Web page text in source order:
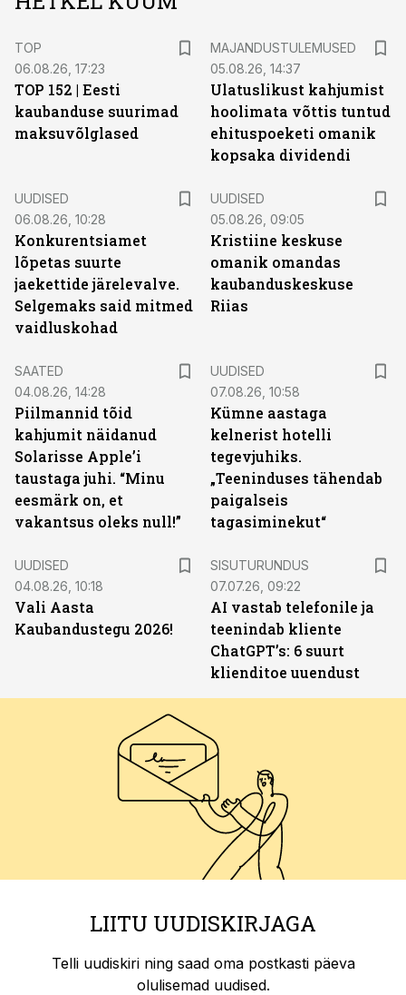
TOP
06.08.26, 17:23
TOP 152 | Eesti
kaubanduse suurimad
maksuvõlglased
MAJANDUSTULEMUSED
05.08.26, 14:37
Ulatuslikust kahjumist
hoolimata võttis tuntud
ehituspoeketi omanik
kopsaka dividendi
UUDISED
06.08.26, 10:28
Konkurentsiamet
lõpetas suurte
jaekettide järelevalve.
Selgemaks said mitmed
vaidluskohad
UUDISED
05.08.26, 09:05
Kristiine keskuse
omanik omandas
kaubanduskeskuse
Riias
SAATED
04.08.26, 14:28
Piilmannid tõid
kahjumit näidanud
Solarisse Apple’i
taustaga juhi. “Minu
eesmärk on, et
vakantsus oleks null!”
UUDISED
07.08.26, 10:58
Kümne aastaga
kelnerist hotelli
tegevjuhiks.
„Teeninduses tähendab
paigalseis
tagasiminekut“
UUDISED
04.08.26, 10:18
Vali Aasta
Kaubandustegu 2026!
SISUTURUNDUS
07.07.26, 09:22
AI vastab telefonile ja
teenindab kliente
ChatGPT’s: 6 suurt
klienditoe uuendust
LIITU UUDISKIRJAGA
Telli uudiskiri ning saad oma postkasti päeva
olulisemad uudised.